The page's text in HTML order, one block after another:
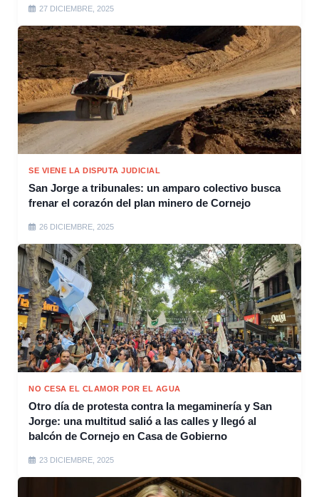
27 DICIEMBRE, 2025
SE VIENE LA DISPUTA JUDICIAL
San Jorge a tribunales: un amparo colectivo busca
frenar el corazón del plan minero de Cornejo
26 DICIEMBRE, 2025
NO CESA EL CLAMOR POR EL AGUA
Otro día de protesta contra la megaminería y San
Jorge: una multitud salió a las calles y llegó al
balcón de Cornejo en Casa de Gobierno
23 DICIEMBRE, 2025